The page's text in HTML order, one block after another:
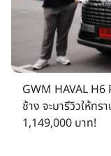
GWM HAVAL H6
ช้าง จะมารีวิวให้ท
1,149,000 บาท!